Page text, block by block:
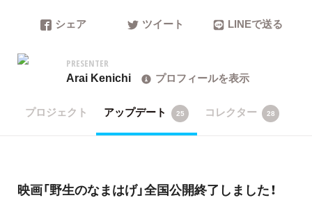
シェア ツイート LINEで送る
PRESENTER
Arai Kenichi プロフィールを表示
プロジェクト アップデート 25 コレクター 28
映画「野生のなまはげ」全国公開終了しました！